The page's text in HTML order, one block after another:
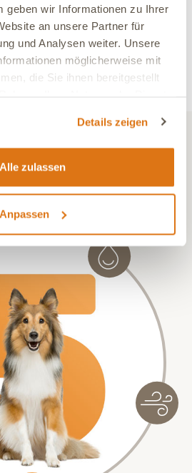
geben wir Informationen zu Ihrer
an unsere Partner für
und Analysen weiter. Unsere
möglicherweise mit
die Sie ihnen bereitgestellt
Details zeigen
Alle zulassen
Anpassen
DOG"
bewerten. Wenn Du Fragen zu
gerneKontakt zu uns auf.
IM GLEICHGEWICHT ALLER ORGANE.
hinter dem 5-E™